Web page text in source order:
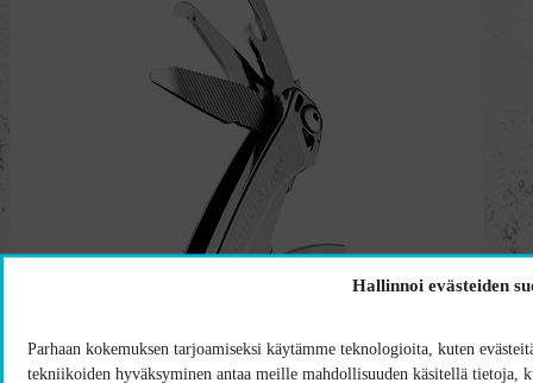
Hallinnoi evästeiden
Parhaan kokemuksen tarjoamiseksi käytämme teknologioita, kuten
tekniikoiden hyväksyminen antaa meille mahdollisuuden käsitellä tietoja,